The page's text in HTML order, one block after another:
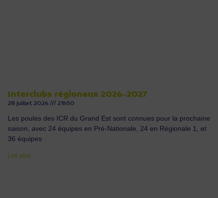
Interclubs régionaux 2026-2027
28 juillet 2026 21h50
Les poules des ICR du Grand Est sont connues pour la prochaine
saison, avec 24 équipes en Pré-Nationale, 24 en Régionale 1, et
36 équipes
Lire plus